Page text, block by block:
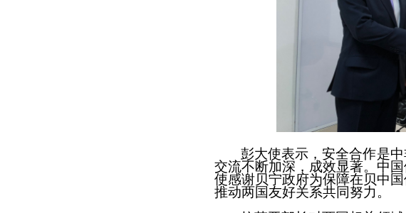
彭大使表示，安全合作是
交流不断加深，成效显著。中
使感谢贝宁政府为保障在贝中
推动两国友好关系共同努力。